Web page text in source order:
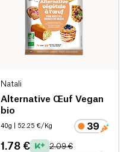
Natali
Alternative Œuf Vegan
bio
40g | 52.25 €/Kg
1.78 € 2.09 €